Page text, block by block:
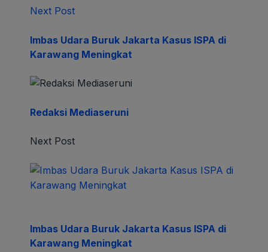
Next Post
Imbas Udara Buruk Jakarta Kasus ISPA di
Karawang Meningkat
Redaksi Mediaseruni
Next Post
Imbas Udara Buruk Jakarta Kasus ISPA di
Karawang Meningkat